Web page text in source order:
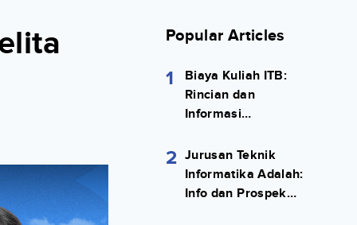
Popular Articles
1
Biaya Kuliah ITB:
Rincian dan
Informasi
2 Jurusan Teknik
Informatika Adalah:
Info dan Prospek